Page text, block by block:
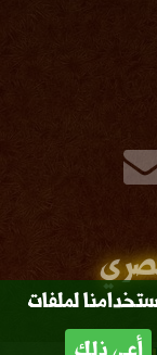
لملفات